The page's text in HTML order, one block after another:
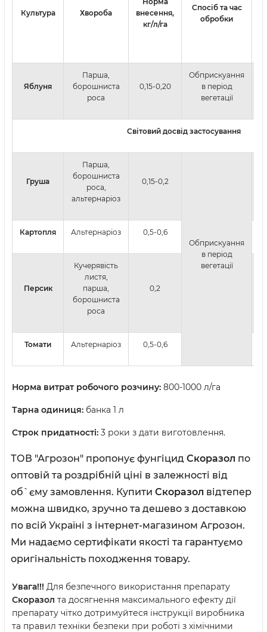
Культура Хвороба
внесення,
кг/л/га
Спосіб та час
обробки
Яблуня
Парша,
борошниста
роса
0,15-0,20
Обприскуання
в період
вегетації
Світовий досвід застосування
Груша
Парша,
борошниста
роса,
альтернаріоз
0,15-0,2
Обприскуання
в період
вегетації
Картопля Альтернаріоз 0,5-0,6
Персик
Кучерявість
листя,
парша,
борошниста
роса
0,2
Томати Альтернаріоз 0,5-0,6
Норма витрат робочого розчину: 800-1000 л/га
Тарна одиниця: банка 1 л
Строк придатності: 3 роки з дати виготовлення.
ТОВ "Агрозон" пропонує фунгіцид Скоразол по
оптовій та роздрібній ціні в залежності від
об`єму замовлення. Купити Скоразол відтепер
можна швидко, зручно та дешево з доставкою
по всій Україні з інтернет-магазином Агрозон.
Ми надаємо сертифікати якості та гарантуємо
оригінальність походження товару.
Увага!!! Для безпечного використання препарату
Скоразол та досягнення максимального ефекту дії
препарату чітко дотримуйтеся інструкції виробника
та правил техніки безпеки при роботі з хімічними